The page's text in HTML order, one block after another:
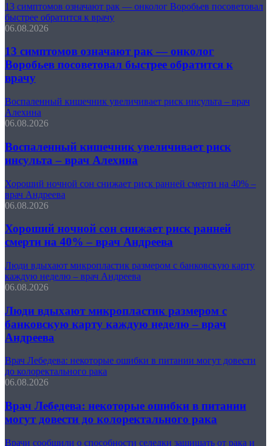
13 симптомов означают рак — онколог Воробьев посоветовал
быстрее обратится к врачу
06.08.2026
13 симптомов означают рак — онколог
Воробьев посоветовал быстрее обратится к
врачу
Воспаленный кишечник увеличивает риск инсульта – врач
Алехина
06.08.2026
Воспаленный кишечник увеличивает риск
инсульта – врач Алехина
Хороший ночной сон снижает риск ранней смерти на 40% –
врач Андреева
06.08.2026
Хороший ночной сон снижает риск ранней
смерти на 40% – врач Андреева
Люди вдыхают микропластик размером с банковскую карту
каждую неделю – врач Андреева
06.08.2026
Люди вдыхают микропластик размером с
банковскую карту каждую неделю – врач
Андреева
Врач Лебедева: некоторые ошибки в питании могут довести
до колоректального рака
06.08.2026
Врач Лебедева: некоторые ошибки в питании
могут довести до колоректального рака
Врачи сообщили о способности селедки защищать от рака и